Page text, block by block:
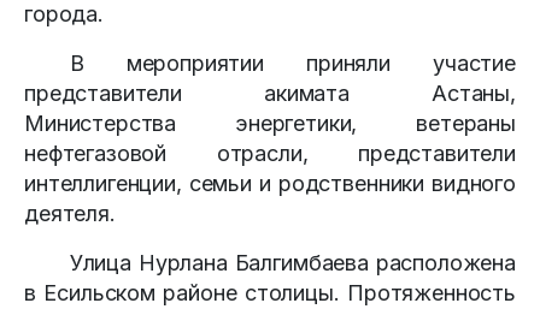
города.
В мероприятии приняли участие
представители акимата Астаны,
Министерства энергетики, ветераны
нефтегазовой отрасли, представители
интеллигенции, семьи и родственники видного
деятеля.
Улица Нурлана Балгимбаева расположена
в Есильском районе столицы. Протяженность